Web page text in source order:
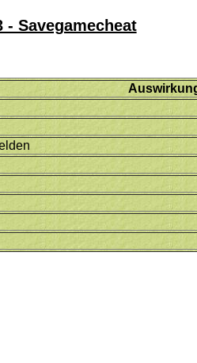
- Savegamecheat